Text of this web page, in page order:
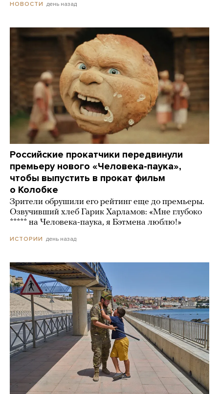
НОВОСТИ день назад
Российские прокатчики передвинули
премьеру нового «Человека-паука»,
чтобы выпустить в прокат фильм
о Колобке
Зрители обрушили его рейтинг еще до премьеры.
Озвучивший хлеб Гарик Харламов: «Мне глубоко
***** на Человека-паука, я Бэтмена люблю!»
ИСТОРИИ день назад